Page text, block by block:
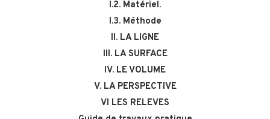
I.2. Matériel.
I.3. Méthode
II. LA LIGNE
III. LA SURFACE
IV. LE VOLUME
V. LA PERSPECTIVE
VI LES RELEVES